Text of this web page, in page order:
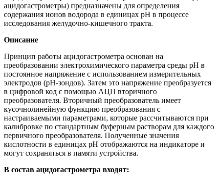
ацидогастрометры) предназначены для определения
содержания ионов водорода в единицах pH в процессе
исследования желудочно-кишечного тракта.
Описание
Принцип работы ацидогастрометра основан на
преобразовании электрохимического параметра среды рН в
постоянное напряжение с использованием измерительных
электродов (рН-зондов). Затем это напряжение преобразуется
в цифровой код с помощью АЦП вторичного
преобразователя. Вторичный преобразователь имеет
кусочнолинейную функцию преобразования с
настраиваемыми параметрами, которые рассчитываются при
калибровке по стандартным буферным растворам для каждого
первичного преобразователя. Полученные значения
кислотности в единицах рН отображаются на индикаторе и
могут сохраняться в памяти устройства.
В состав ацидогастрометра входят: